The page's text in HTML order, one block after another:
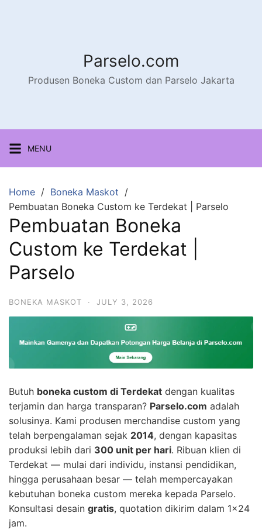
Parselo.com
Produsen Boneka Custom dan Parselo Jakarta
MENU
Home
Boneka Maskot
Pembuatan Boneka Custom ke Terdekat | Parselo
Pembuatan Boneka
Custom ke Terdekat |
Parselo
BONEKA MASKOT · JULY 3, 2026
Butuh boneka custom di Terdekat dengan kualitas
terjamin dan harga transparan? Parselo.com adalah
solusinya. Kami produsen merchandise custom yang
telah berpengalaman sejak 2014, dengan kapasitas
produksi lebih dari 300 unit per hari. Ribuan klien di
Terdekat — mulai dari individu, instansi pendidikan,
hingga perusahaan besar — telah mempercayakan
kebutuhan boneka custom mereka kepada Parselo.
Konsultasi desain gratis, quotation dikirim dalam 1×24
jam.